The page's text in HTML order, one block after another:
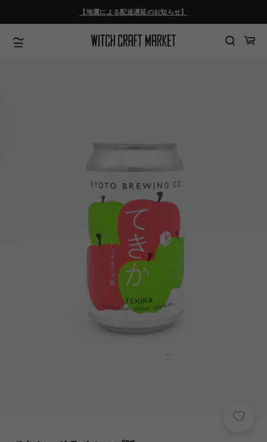
進
む
【地震による配送遅延のお知らせ】
カ